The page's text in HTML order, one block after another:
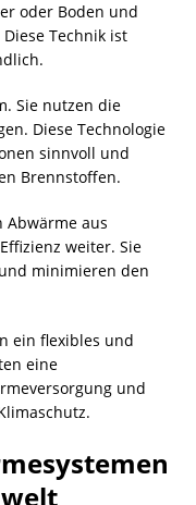
oder Boden und
Technik ist
Sie nutzen die
Diese Technologie
sinnvoll und
Brennstoffen.
Abwärme aus
weiter. Sie
minimieren den
ein flexibles und
eine
und